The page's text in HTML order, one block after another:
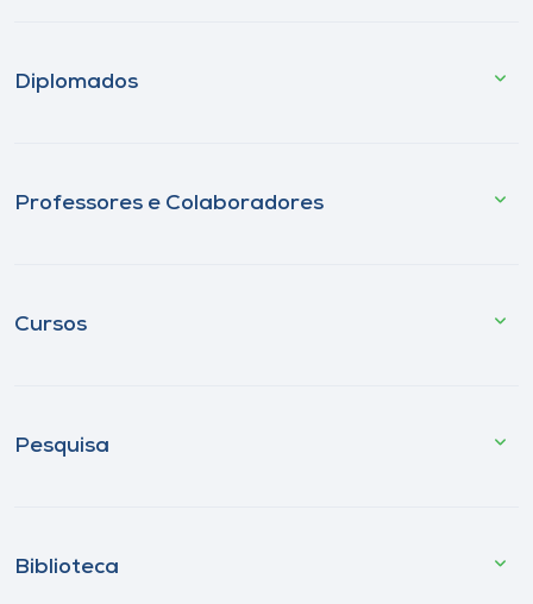
Diplomados
Professores e Colaboradores
Cursos
Pesquisa
Biblioteca